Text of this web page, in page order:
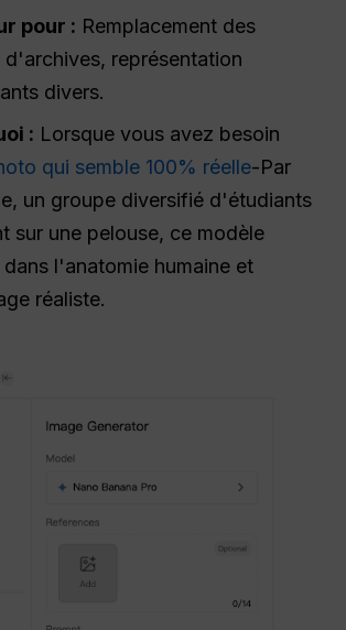
pour : Remplacement des
représentation
divers.
: Lorsque vous avez besoin
qui semble 100% réelle-Par
un groupe diversifié d'étudiants
sur une pelouse, ce modèle
dans l'anatomie humaine et
réaliste.